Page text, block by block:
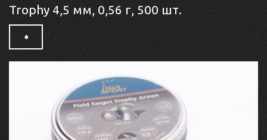
Trophy 4,5 мм, 0,56 г, 500 шт.